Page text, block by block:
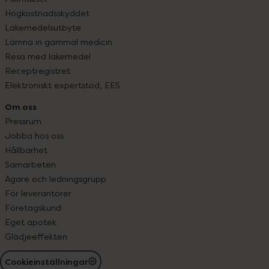
Högkostnadsskyddet
Läkemedelsutbyte
Lämna in gammal medicin
Resa med läkemedel
Receptregistret
Elektroniskt expertstöd, EES
Om oss
Pressrum
Jobba hos oss
Hållbarhet
Samarbeten
Ägare och ledningsgrupp
För leverantörer
Företagskund
Eget apotek
Glädjeeffekten
Cookieinställningar